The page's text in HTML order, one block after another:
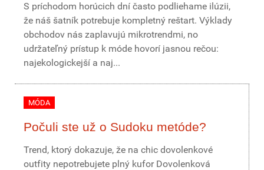
S príchodom horúcich dní často podliehame ilúzii,
že náš šatník potrebuje kompletný reštart. Výklady
obchodov nás zaplavujú mikrotrendmi, no
udržateľný prístup k móde hovorí jasnou rečou:
najekologickejší a naj...
MÓDA
Počuli ste už o Sudoku metóde?
Trend, ktorý dokazuje, že na chic dovolenkové
outfity nepotrebujete plný kufor Dovolenková